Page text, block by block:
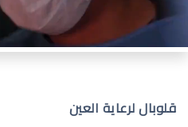
قلوبال لرعاية العين